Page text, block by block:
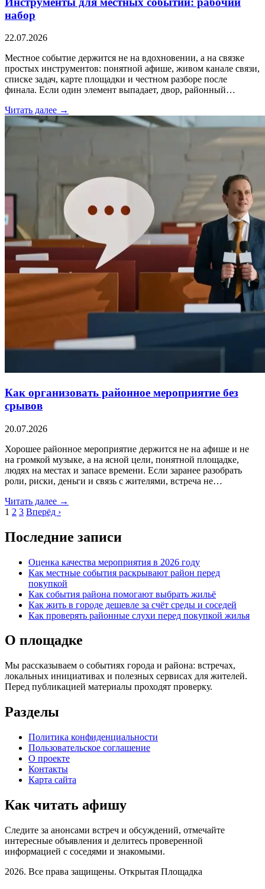
набор
22.07.2026
Местное событие держится не на вдохновении, а на связке
простых инструментов: понятной афише, живом канале связи,
списке задач, карте площадки и честном разборе после
финала. Если один элемент выпадает, двор, районный…
Читать далее →
Как организовать районное мероприятие без
срывов
20.07.2026
Хорошее районное мероприятие держится не на афише и не
на громкой музыке, а на ясной цели, понятной площадке,
людях на местах и запасе времени. Если заранее разобрать
роли, риски, деньги и связь с жителями, встреча не…
Читать далее →
1 2 3 Вперёд ›
Последние записи
Оценка качества мероприятия в 2026 году
Как местные события раскрывают район перед
покупкой
Как события района помогают выбрать жильё
Как жить в городе дешевле за счёт среды и соседей
Как проверять районные слухи перед покупкой жилья
О площадке
Мы рассказываем о событиях города и района: встречах,
локальных инициативах и полезных сервисах для жителей.
Перед публикацией материалы проходят проверку.
Разделы
Политика конфиденциальности
Пользовательское соглашение
О проекте
Контакты
Карта сайта
Как читать афишу
Следите за анонсами встреч и обсуждений, отмечайте
интересные объявления и делитесь проверенной
информацией с соседями и знакомыми.
2026. Все права защищены. Открытая Площадка